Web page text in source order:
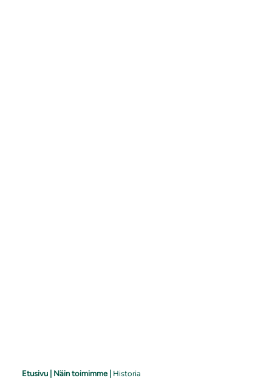
Etusivu Näin toimimme| Historia